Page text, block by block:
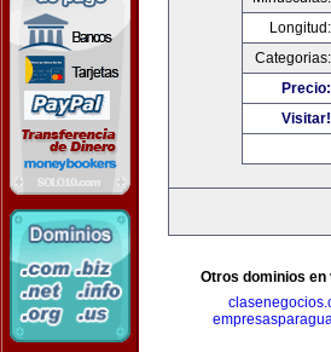
Longitud:
Categorias:
Precio:
Visitar!
Otros dominios en